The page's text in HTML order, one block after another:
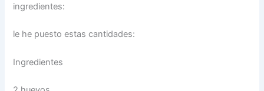
ingredientes:
le he puesto estas cantidades:
Ingredientes